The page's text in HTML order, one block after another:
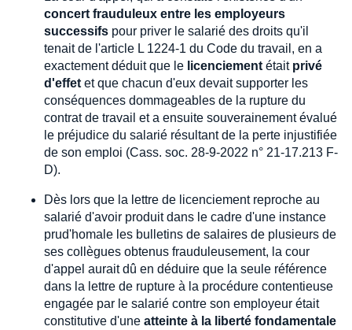
concert frauduleux entre les employeurs
successifs pour priver le salarié des droits qu'il
tenait de l'article L 1224-1 du Code du travail, en a
exactement déduit que le licenciement était privé
d'effet et que chacun d'eux devait supporter les
conséquences dommageables de la rupture du
contrat de travail et a ensuite souverainement évalué
le préjudice du salarié résultant de la perte injustifiée
de son emploi (Cass. soc. 28-9-2022 n° 21-17.213 F-
D).
Dès lors que la lettre de licenciement reproche au
salarié d'avoir produit dans le cadre d'une instance
prud'homale les bulletins de salaires de plusieurs de
ses collègues obtenus frauduleusement, la cour
d'appel aurait dû en déduire que la seule référence
dans la lettre de rupture à la procédure contentieuse
engagée par le salarié contre son employeur était
constitutive d'une atteinte à la liberté fondamentale